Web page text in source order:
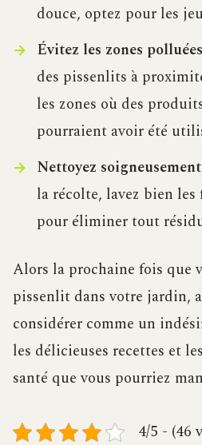
douce, optez pour les
Évitez les zones polluées
des pissenlits à
les zones où des
pourraient avoir été
Nettoyez
la récolte, lavez bien
pour éliminer tout
Alors la prochaine fois que
pissenlit dans votre jardin,
considérer comme un
les délicieuses recettes et
santé que vous pourriez
4/5 - (46